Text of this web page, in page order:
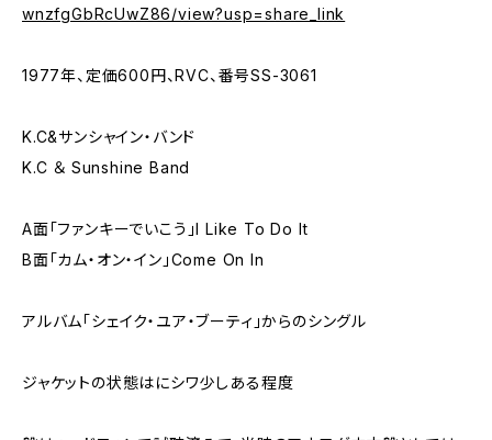
wnzfgGbRcUwZ86/view?usp=share_link
1977年、定価600円、RVC、番号SS-3061
K.C&サンシャイン・バンド
K.C ＆ Sunshine Band
A面「ファンキーでいこう」I Like To Do It
B面「カム・オン・イン」Come On In
アルバム「シェイク・ユア・ブーティ」からのシングル
ジャケットの状態はにシワ少しある程度